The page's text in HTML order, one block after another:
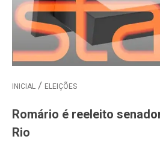
INICIAL ELEIÇÕES
Romário é reeleito
Rio